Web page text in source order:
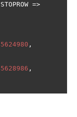
STOPROW =>
,
,